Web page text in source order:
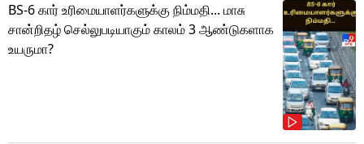
BS-6 கார் உரிமையாளர்களுக்கு நிம்மதி... மாசு
சான்றிதழ் செல்லுபடியாகும் காலம் 3 ஆண்டுகளாக
உயருமா?